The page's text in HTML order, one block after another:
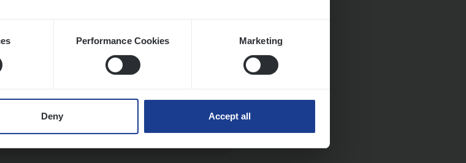
Performance Cookies Marketing
Deny Accept all